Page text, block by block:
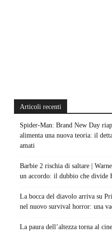
Articoli recenti
Spider-Man: Brand New Day
alimenta una nuova teoria: il
amati
Barbie 2 rischia di saltare |
un accordo: il dubbio che divide
La bocca del diavolo arriva su
nel nuovo survival horror: una
La paura dell’altezza torna al